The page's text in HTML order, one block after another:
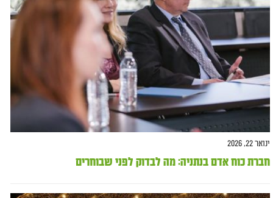
ינואר 22, 2026
חברת כוח אדם בנתניה: מה לבדוק לפני שבוחרים